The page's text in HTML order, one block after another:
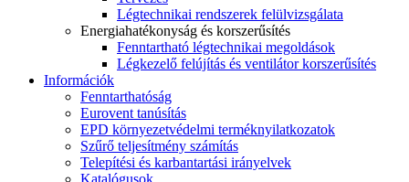
Légtechnikai rendszerek felülvizsgálata
Energiahatékonyság és korszerűsítés
Fenntartható légtechnikai megoldások
Légkezelő felújítás és ventilátor korszerűsítés
Információk
Fenntarthatóság
Eurovent tanúsítás
EPD környezetvédelmi terméknyilatkozatok
Szűrő teljesítmény számítás
Telepítési és karbantartási irányelvek
Katalógusok